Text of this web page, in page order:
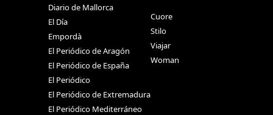
Diario de Mallorca
El Día
Empordà
El Periódico de Aragón
El Periódico de España
El Periódico
El Periódico de Extremadura
El Periódico Mediterráneo
Cuore
Stilo
Viajar
Woman